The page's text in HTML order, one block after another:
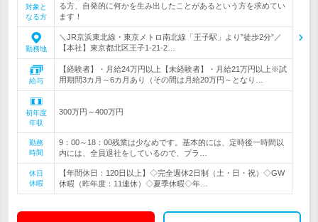
対象と
なる方
る方、自発的に何かを生み出したことがあるという方を求めてい
ます！
勤務地
＼JR京浜東北線・東京メトロ南北線「王子駅」より”徒歩2分”／
【本社】東京都北区王子1-21-2…
給与
【経験者】・月給24万円以上【未経験者】・月給21万円以上※試
用期間3カ月～6カ月あり（その間は月給20万円～となり…
初年度
年収
300万円～400万円
勤務
時間
9：00～18：00残業は少なめです。基本的には、定時後一時間以
内には、全員退社をしているので、プラ…
休日
休暇
【年間休日：120日以上】◇完全週休2日制（土・日・祝）◇GW
休暇（昨年度：11連休）◇夏季休暇◇年…